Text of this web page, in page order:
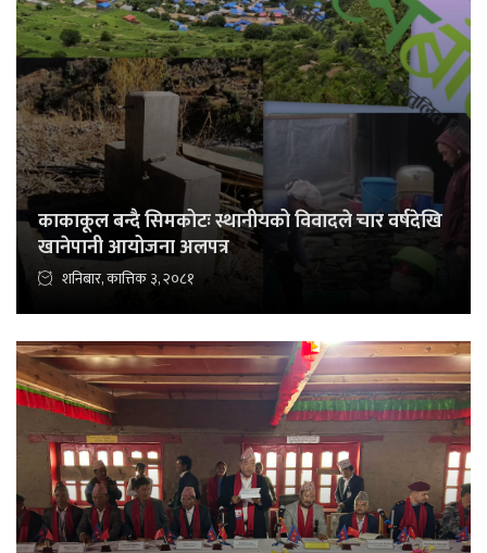
काकाकूल बन्दै सिमकोटः स्थानीयको विवादले चार वर्षदेखि
खानेपानी आयोजना अलपत्र
शनिबार, कात्तिक ३, २०८१